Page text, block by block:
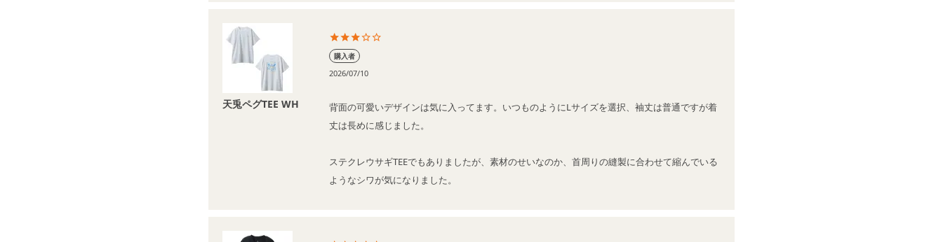
天兎ペグTEE WH
購入者
2026/07/10
背面の可愛いデザインは気に入ってます。いつものようにLサイズを選択、袖丈は普通ですが着
丈は長めに感じました。
ステクレウサギTEEでもありましたが、素材のせいなのか、首周りの縫製に合わせて縮んでいる
ようなシワが気になりました。